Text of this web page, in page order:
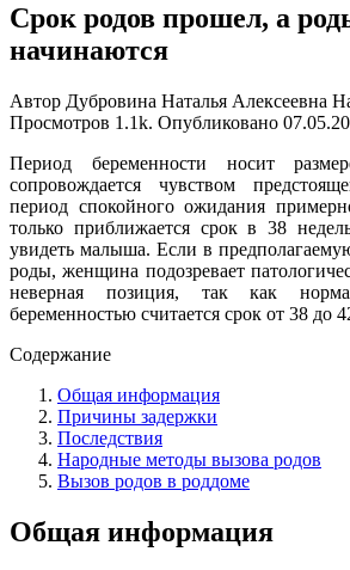
Срок родов прошел, а
начинаются
Автор Дубровина Наталья Алексеевна
Просмотров 1.1k. Опубликовано
Период беременности носит
сопровождается чувством
период спокойного ожидания
только приближается срок в 38
увидеть малыша. Если в
роды, женщина подозревает
неверная позиция, так как
беременностью считается срок от 38 до
Содержание
Общая информация
Причины задержки
Последствия
Народные методы вызова родов
Вызов родов в роддоме
Общая информация